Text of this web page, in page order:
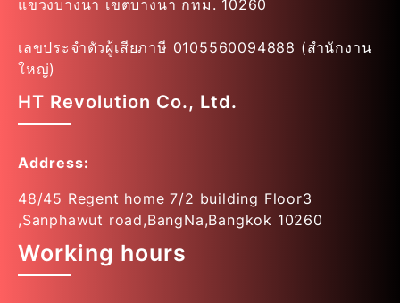
แขวงบางนา เขตบางนา กทม. 10260
เลขประจำตัวผู้เสียภาษี 0105560094888 (สำนักงาน
ใหญ่)
HT Revolution Co., Ltd.
Address:
48/45 Regent home 7/2 building Floor3
,Sanphawut road,BangNa,Bangkok 10260
Working hours